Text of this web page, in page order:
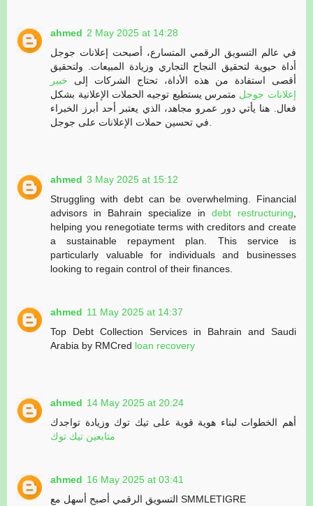
ahmed 2 May 2025 at 14:28
في عالم التسويق الرقمي المتسارع، أصبحت إعلانات جوجل
أداة حيوية لتحقيق النجاح التجاري وزيادة المبيعات. ولتحقيق
أقصى استفادة من هذه الأداة، تحتاج الشركات إلى خبير
إعلانات جوجل متمرس يستطيع توجيه الحملات الإعلانية بشكل
فعال. هنا يأتي دور عمرو مجاهد، الذي يعتبر أحد أبرز الخبراء
ahmed 3 May 2025 at 15:12
Struggling with debt can be overwhelming. Financial
advisors in Bahrain specialize in debt restructuring
helping you renegotiate terms with creditors and create
a sustainable repayment plan. This service is
particularly valuable for individuals and businesses
looking to regain control of their finances.
ahmed 11 May 2025 at 14:37
Top Debt Collection Services in Bahrain and Saudi
Arabia by RMCred loan recovery
ahmed 14 May 2025 at 20:24
أهم الخطوات لبناء هوية قوية على تيك توك وزيادة تواجدك
متابعين تيك توك
ahmed 16 May 2025 at 03:41
التسويق الرقمي أصبح أسهل مع SMMLETIGRE